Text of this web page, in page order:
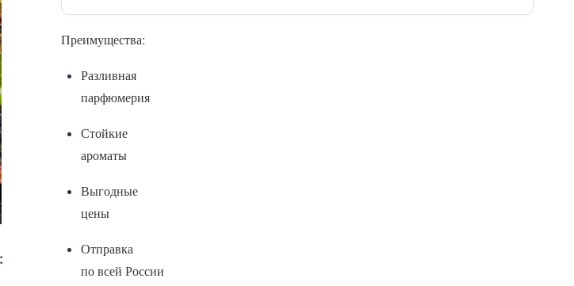
Преимущества:
Разливная
парфюмерия
Стойкие
ароматы
Выгодные
цены
Отправка
повсей России